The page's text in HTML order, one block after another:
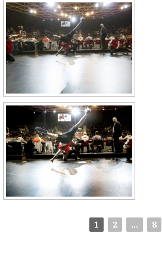
1 2 ... 8